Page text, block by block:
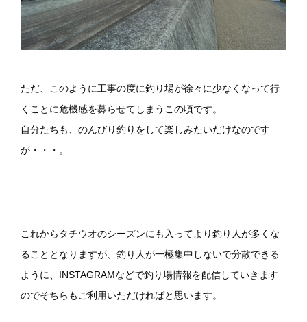
ただ、このように工事の度に釣り場が徐々に少なくなって行
くことに危機感を募らせてしまうこの頃です。
自分たちも、のんびり釣りをして楽しみたいだけなのです
が・・・。
これからタチウオのシーズンにも入ってより釣り人が多くな
ることとなりますが、釣り人が一極集中しないで分散できる
ように、INSTAGRAMなどで釣り場情報を配信していきます
のでそちらもご利用いただければと思います。